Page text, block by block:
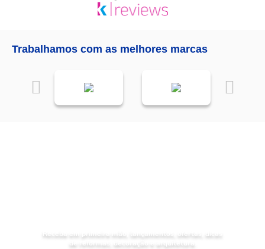
Trabalhamos com as melhores marcas
Receba em primeira mão, lançamentos, ofertas, dicas
de reformas, decoração e arquitetura.